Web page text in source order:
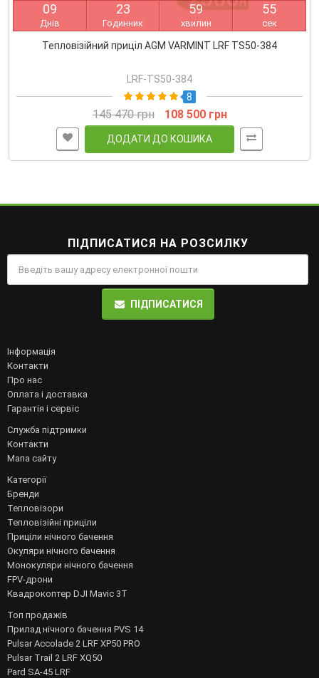
09
Днів
23
Годинник
59
хвилин
54
сек
Тепловізійний приціл AGM VARMINT LRF TS50-384
LRF-TS50-384
8
145 470 грн 108 500 грн
ДОДАТИ ДО КОШИКА
ПІДПИСАТИСЯ НА РОЗСИЛКУ
ПІДПИСАТИСЯ
Інформація
Контакти
Про нас
Оплата і доставка
Гарантія і сервіс
Служба підтримки
Контакти
Мапа сайту
Категорії
Бренди
Тепловізори
Тепловізійні приціли
Приціли нічного бачення
Окуляри нічного бачення
Монокуляри нічного бачення
FPV-дрони
Квадрокоптер DJI Mavic 3T
Топ продажів
Прилад нічного бачення PVS 14
Pulsar Accolade 2 LRF XP50 PRO
Pulsar Trail 2 LRF XQ50
Pard SA-45 LRF